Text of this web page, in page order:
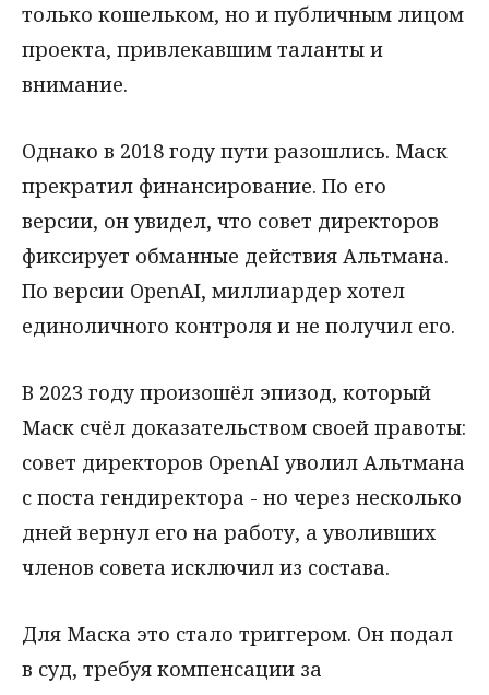
только кошельком, но и публичным лицом
проекта, привлекавшим таланты и
внимание.
Однако в 2018 году пути разошлись. Маск
прекратил финансирование. По его
версии, он увидел, что совет директоров
фиксирует обманные действия Альтмана.
По версии OpenAI, миллиардер хотел
единоличного контроля и не получил его.
В 2023 году произошёл эпизод, который
Маск счёл доказательством своей правоты:
совет директоров OpenAI уволил Альтмана
с поста гендиректора - но через несколько
дней вернул его на работу, а уволивших
членов совета исключил из состава.
Для Маска это стало триггером. Он подал
в суд, требуя компенсации за